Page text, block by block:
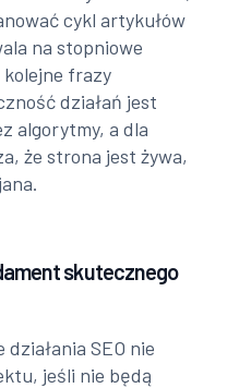
cykl artykułów
na stopniowe
frazy
działań jest
algorytmy, a dla
że strona jest żywa,
skutecznego
SEO nie
jeśli nie będą